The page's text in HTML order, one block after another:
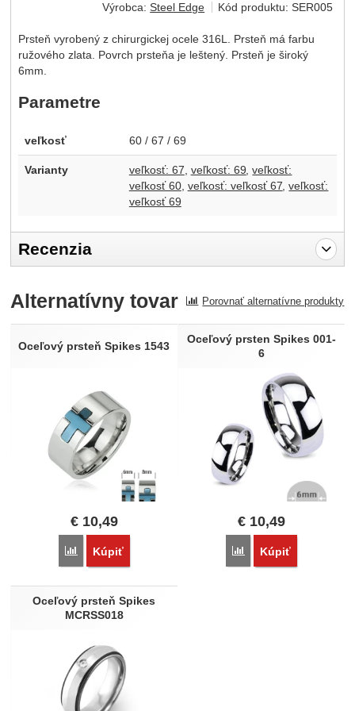
Výrobca:Steel Edge Kód produktu:SER005
Prsteň vyrobený z chirurgickej ocele 316L. Prsteň má farbu
ružového zlata. Povrch prsteňa je leštený. Prsteň je široký
6mm.
Parametre
veľkosť 60 / 67 / 69
Varianty veľkosť: 67 veľkosť: 69 veľkosť:
veľkosť 60 veľkosť: veľkosť 67 veľkosť:
veľkosť 69
Recenzia
Recenzia
Nebola pridaná žiadna recenzia.
Alternatívny tovar Porovnať alternatívne produkty
Oceľový prsteň Spikes 1543
€ 10,49
Porovnať
Kúpiť
Oceľový prsten Spikes 001-
6
€10,49
Porovnať
Kúpiť
Oceľový prsteň Spikes
MCRSS018